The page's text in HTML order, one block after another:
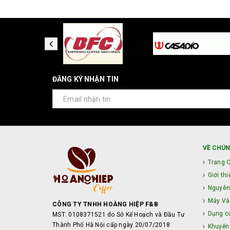
ĐĂNG KÝ NHẬN TIN
CÔNG TY TNHH HOÀNG HIỆP F&B
MST: 0108371521 do Sở Kế Hoạch và Đầu Tư
Thành Phố Hà Nội cấp ngày 20/07/2018
VỀ
Trang
Giới
Máy
Dụng